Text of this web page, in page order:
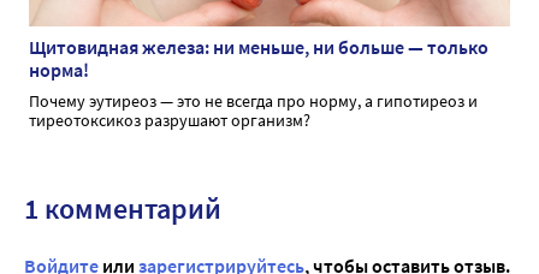
Щитовидная железа: ни меньше, ни больше — только
норма!
Почему эутиреоз — это не всегда про норму, а гипотиреоз и
тиреотоксикоз разрушают организм?
1 комментарий
Войдите или зарегистрируйтесь, чтобы оставить отзыв.